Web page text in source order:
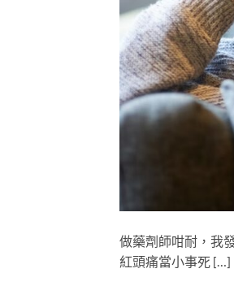
做藥劑師咁耐，我
紅頭痛當小事死 […]